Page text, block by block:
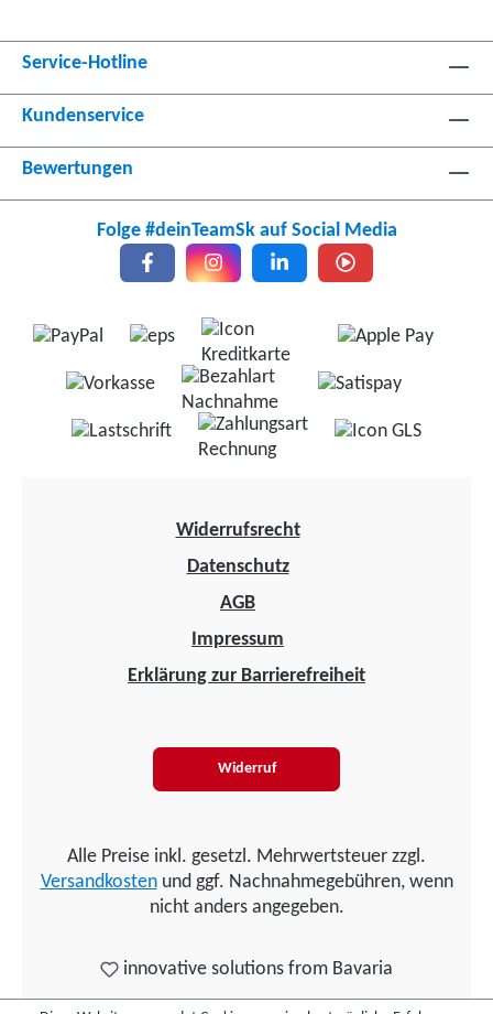
Service-Hotline
Kundenservice
Bewertungen
Folge #deinTeamSk auf Social Media
Widerrufsrecht
Datenschutz
AGB
Impressum
Erklärung zur Barrierefreiheit
Widerruf
Alle Preise inkl. gesetzl. Mehrwertsteuer zzgl.
Versandkostenund ggf. Nachnahmegebühren, wenn
nicht anders angegeben.
innovative solutions from Bavaria